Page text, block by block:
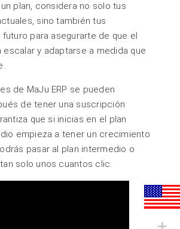
plan, considera no solo tus
sino también tus
para asegurarte de que el
escalar y adaptarse a medida que
de MaJu ERP se pueden
de tener una suscripción
que si inicias en el plan
empieza a tener un crecimiento
pasar al plan intermedio o
solo unos cuantos clic.